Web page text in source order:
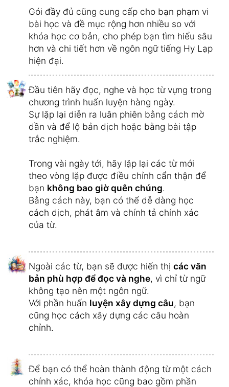
Gói đầy đủ cũng cung cấp cho bạn phạm vi
bài học và đề mục rộng hơn nhiều so với
khóa học cơ bản, cho phép bạn tìm hiểu sâu
hơn và chi tiết hơn về ngôn ngữ tiếng Hy Lạp
hiện đại.
Đầu tiên hãy đọc, nghe và học từ vựng trong
chương trình huấn luyện hàng ngày.
Sự lặp lại diễn ra luân phiên bằng cách mờ
dần và để lộ bản dịch hoặc bằng bài tập
trắc nghiệm.
Trong vài ngày tới, hãy lặp lại các từ mới
theo vòng lặp được điều chỉnh cẩn thận để
bạn không bao giờ quên chúng.
Bằng cách này, bạn có thể dễ dàng học
cách dịch, phát âm và chính tả chính xác
của từ.
Ngoài các từ, bạn sẽ được hiển thị các văn
bản phù hợp để đọc và nghe, vì chỉ từ ngữ
không tạo nên một ngôn ngữ.
Với phần huấn luyện xây dựng câu, bạn
cũng học cách xây dựng các câu hoàn
chỉnh.
Để bạn có thể hoàn thành động từ một cách
chính xác, khóa học cũng bao gồm phần